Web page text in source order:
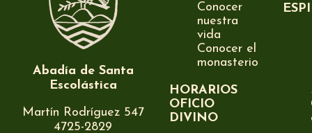
Abadía de Santa
Escolástica
Martín Rodríguez 547
4725-2829
Conocer
nuestra
vida
Conocer el
monasterio
HORARIOS
OFICIO
DIVINO